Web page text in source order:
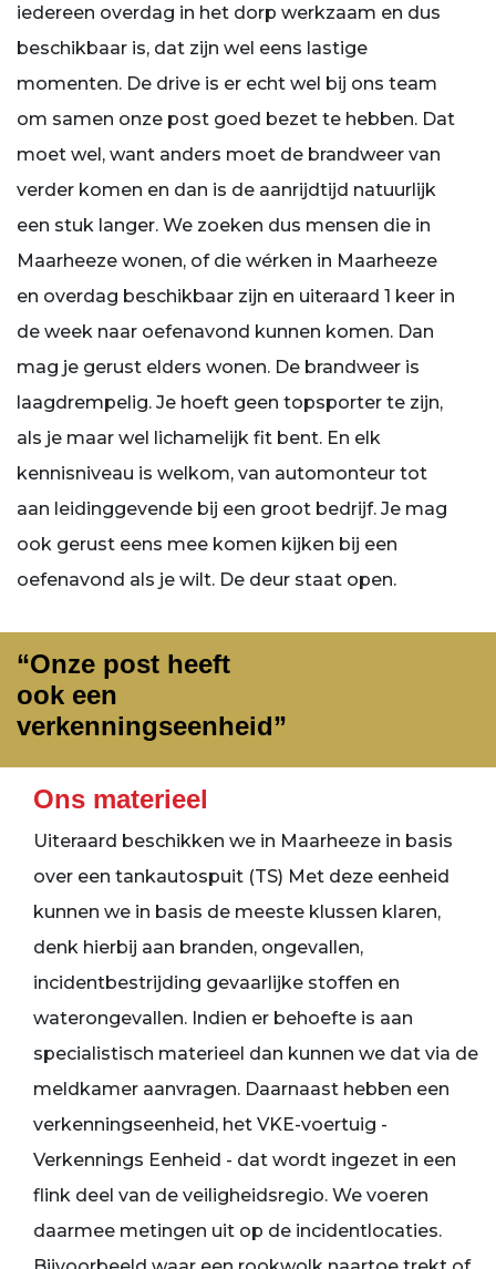
iedereen overdag in het dorp werkzaam en dus
beschikbaar is, dat zijn wel eens lastige
momenten. De drive is er echt wel bij ons team
om samen onze post goed bezet te hebben. Dat
moet wel, want anders moet de brandweer van
verder komen en dan is de aanrijdtijd natuurlijk
een stuk langer. We zoeken dus mensen die in
Maarheeze wonen, of die wérken in Maarheeze
en overdag beschikbaar zijn en uiteraard 1 keer in
de week naar oefenavond kunnen komen. Dan
mag je gerust elders wonen. De brandweer is
laagdrempelig. Je hoeft geen topsporter te zijn,
als je maar wel lichamelijk fit bent. En elk
kennisniveau is welkom, van automonteur tot
aan leidinggevende bij een groot bedrijf. Je mag
ook gerust eens mee komen kijken bij een
oefenavond als je wilt. De deur staat open.
“Onze post heeft
ook een
verkenningseenheid”
Ons materieel
Uiteraard beschikken we in Maarheeze in basis
over een tankautospuit (TS) Met deze eenheid
kunnen we in basis de meeste klussen klaren,
denk hierbij aan branden, ongevallen,
incidentbestrijding gevaarlijke stoffen en
waterongevallen. Indien er behoefte is aan
specialistisch materieel dan kunnen we dat via de
meldkamer aanvragen. Daarnaast hebben een
verkenningseenheid, het VKE-voertuig -
Verkennings Eenheid - dat wordt ingezet in een
flink deel van de veiligheidsregio. We voeren
daarmee metingen uit op de incidentlocaties.